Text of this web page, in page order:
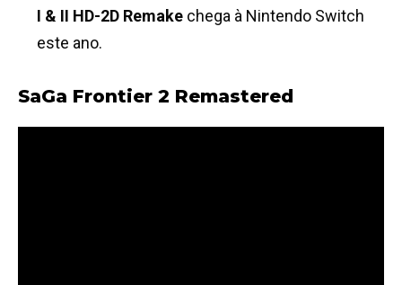
I & II HD-2D Remake chega à Nintendo Switch
este ano.
SaGa Frontier 2 Remastered